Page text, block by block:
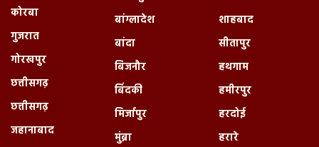
कोरबा
गुजरात
गोरखपुर
छत्तीसगढ़
छत्तीसगढ़
जहानाबाद
बांग्लादेश
बांदा
बिजनौर
बिंदकी
मिर्जापुर
मुंब्रा
शाहबाद
सीतापुर
हथगाम
हमीरपुर
हरदोई
हरारे